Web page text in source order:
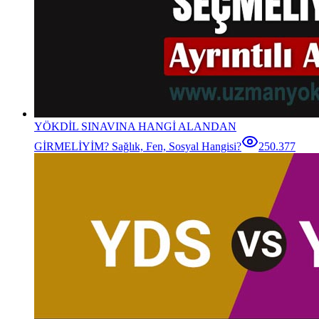
YÖKDİL SINAVINA HANGİ ALANDAN
GİRMELİYİM? Sağlık, Fen, Sosyal Hangisi?
250.377